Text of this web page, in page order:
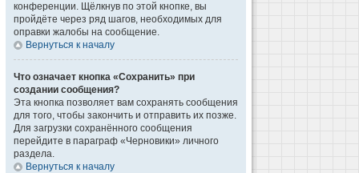
конференции. Щёлкнув по этой кнопке, вы
пройдёте через ряд шагов, необходимых для
оправки жалобы на сообщение.
Вернуться к началу
Что означает кнопка «Сохранить» при
создании сообщения?
Эта кнопка позволяет вам сохранять сообщения
для того, чтобы закончить и отправить их позже.
Для загрузки сохранённого сообщения
перейдите в параграф «Черновики» личного
раздела.
Вернуться к началу